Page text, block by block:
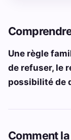
Une règle
de refuser, le
possibilité de
Comment